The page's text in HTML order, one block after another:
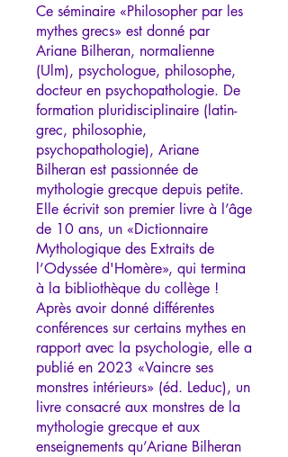
Ce séminaire «Philosopher par les
mythes grecs» est donné par
Ariane Bilheran, normalienne
(Ulm), psychologue, philosophe,
docteur en psychopathologie. De
formation pluridisciplinaire (latin-
grec, philosophie,
psychopathologie), Ariane
Bilheran est passionnée de
mythologie grecque depuis petite.
Elle écrivit son premier livre à l’âge
de 10 ans, un «Dictionnaire
Mythologique des Extraits de
l’Odyssée d'Homère», qui termina
à la bibliothèque du collège !
Après avoir donné différentes
conférences sur certains mythes en
rapport avec la psychologie, elle a
publié en 2023 «Vaincre ses
monstres intérieurs» (éd. Leduc), un
livre consacré aux monstres de la
mythologie grecque et aux
enseignements qu’Ariane Bilheran